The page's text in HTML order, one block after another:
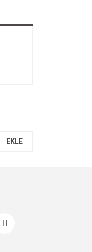
EKLE